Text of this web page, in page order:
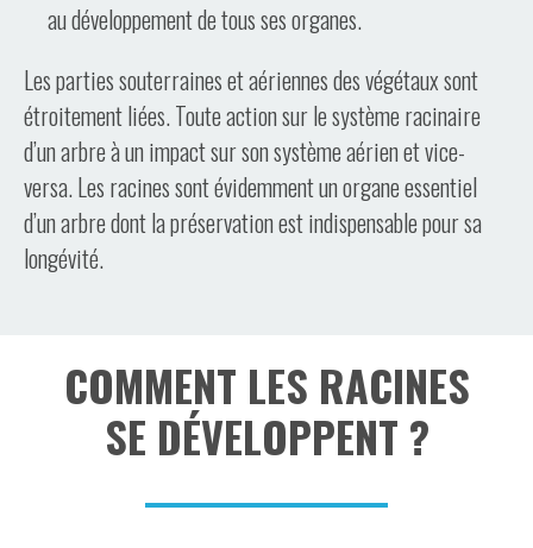
au développement de tous ses organes.
Les parties souterraines et aériennes des végétaux sont
étroitement liées. Toute action sur le système racinaire
d’un arbre à un impact sur son système aérien et vice-
versa. Les racines sont évidemment un organe essentiel
d’un arbre dont la préservation est indispensable pour sa
longévité.
COMMENT LES RACINES
SE DÉVELOPPENT ?